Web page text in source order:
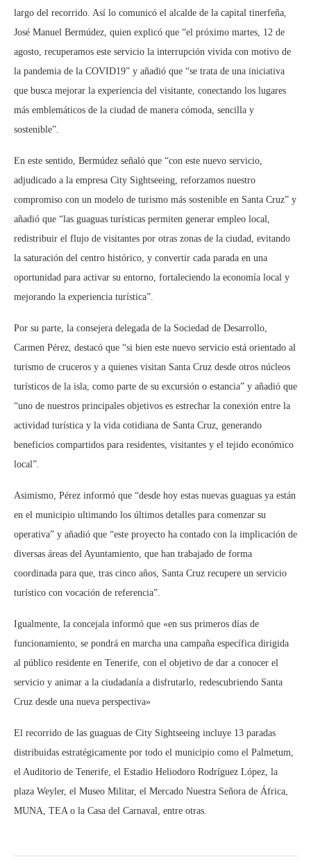
largo del recorrido. Así lo comunicó el alcalde de la capital tinerfeña,
José Manuel Bermúdez, quien explicó que “el próximo martes, 12 de
agosto, recuperamos este servicio la interrupción vivida con motivo de
la pandemia de la COVID19” y añadió que “se trata de una iniciativa
que busca mejorar la experiencia del visitante, conectando los lugares
más emblemáticos de la ciudad de manera cómoda, sencilla y
sostenible”.
En este sentido, Bermúdez señaló que “con este nuevo servicio,
adjudicado a la empresa City Sightseeing, reforzamos nuestro
compromiso con un modelo de turismo más sostenible en Santa Cruz” y
añadió que “las guaguas turísticas permiten generar empleo local,
redistribuir el flujo de visitantes por otras zonas de la ciudad, evitando
la saturación del centro histórico, y convertir cada parada en una
oportunidad para activar su entorno, fortaleciendo la economía local y
mejorando la experiencia turística”.
Por su parte, la consejera delegada de la Sociedad de Desarrollo,
Carmen Pérez, destacó que “si bien este nuevo servicio está orientado al
turismo de cruceros y a quienes visitan Santa Cruz desde otros núcleos
turísticos de la isla, como parte de su excursión o estancia” y añadió que
“uno de nuestros principales objetivos es estrechar la conexión entre la
actividad turística y la vida cotidiana de Santa Cruz, generando
beneficios compartidos para residentes, visitantes y el tejido económico
local”.
Asimismo, Pérez informó que “desde hoy estas nuevas guaguas ya están
en el municipio ultimando los últimos detalles para comenzar su
operativa” y añadió que “este proyecto ha contado con la implicación de
diversas áreas del Ayuntamiento, que han trabajado de forma
coordinada para que, tras cinco años, Santa Cruz recupere un servicio
turístico con vocación de referencia”.
Igualmente, la concejala informó que «en sus primeros días de
funcionamiento, se pondrá en marcha una campaña específica dirigida
al público residente en Tenerife, con el objetivo de dar a conocer el
servicio y animar a la ciudadanía a disfrutarlo, redescubriendo Santa
Cruz desde una nueva perspectiva»
El recorrido de las guaguas de City Sightseeing incluye 13 paradas
distribuidas estratégicamente por todo el municipio como el Palmetum,
el Auditorio de Tenerife, el Estadio Heliodoro Rodríguez López, la
plaza Weyler, el Museo Militar, el Mercado Nuestra Señora de África,
MUNA, TEA o la Casa del Carnaval, entre otras.